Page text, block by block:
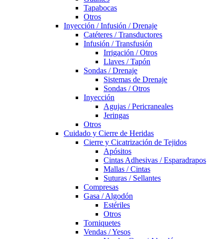
Tapabocas
Otros
Inyección / Infusión / Drenaje
Catéteres / Transductores
Infusión / Transfusión
Irrigación / Otros
Llaves / Tapón
Sondas / Drenaje
Sistemas de Drenaje
Sondas / Otros
Inyección
Agujas / Pericraneales
Jeringas
Otros
Cuidado y Cierre de Heridas
Cierre y Cicatrización de Tejidos
Apósitos
Cintas Adhesivas / Esparadrapos
Mallas / Cintas
Suturas / Sellantes
Compresas
Gasa / Algodón
Estériles
Otros
Torniquetes
Vendas / Yesos